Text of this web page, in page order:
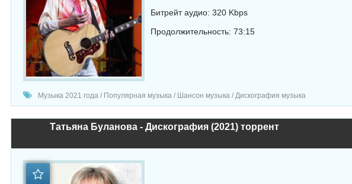
Битрейт аудио: 320 Kbps
Продолжительность: 73:15
Музыка 2021 года / Популярная музыка / Шансон музыка / Дискография музыка
Татьяна Буланова - Дискография (2021) торрент